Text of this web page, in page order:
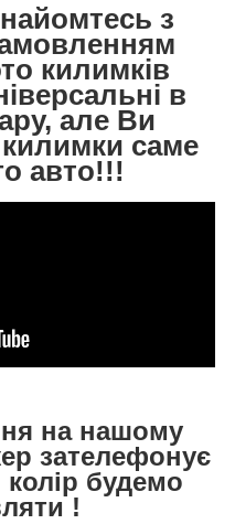
з
килимків
в
але Ви
килимки саме
авто!!!
на нашому
зателефонує
колір будемо
!